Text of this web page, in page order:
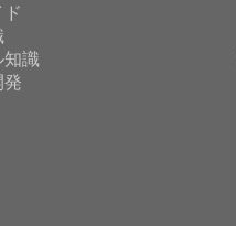
知識
発